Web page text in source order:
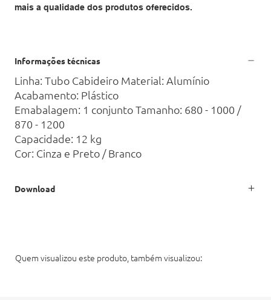
mais a qualidade dos produtos oferecidos.
Informações técnicas
Linha: Tubo Cabideiro Material: Alumínio
Acabamento: Plástico
Emabalagem: 1 conjunto Tamanho: 680 - 1000 /
870 - 1200
Capacidade: 12 kg
Cor: Cinza e Preto / Branco
Download
Quem visualizou este produto, também visualizou: